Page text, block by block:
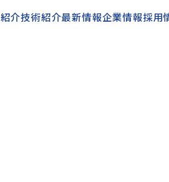
介技術紹介最新情報企業情報採用